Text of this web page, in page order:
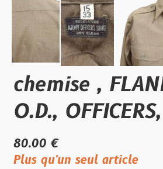
chemise ,
O.D.,
80.00 €
Plus qu'un seul article